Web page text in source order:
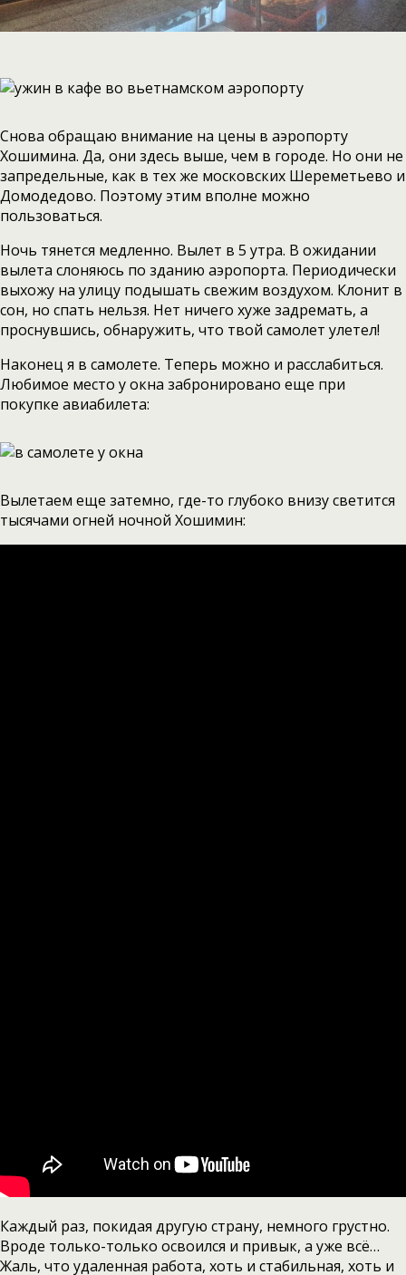
Снова обращаю внимание на цены в аэропорту
Хошимина. Да, они здесь выше, чем в городе. Но они не
запредельные, как в тех же московских Шереметьево и
Домодедово. Поэтому этим вполне можно
пользоваться.
Ночь тянется медленно. Вылет в 5 утра. В ожидании
вылета слоняюсь по зданию аэропорта. Периодически
выхожу на улицу подышать свежим воздухом. Клонит в
сон, но спать нельзя. Нет ничего хуже задремать, а
проснувшись, обнаружить, что твой самолет улетел!
Наконец я в самолете. Теперь можно и расслабиться.
Любимое место у окна забронировано еще при
покупке авиабилета:
Вылетаем еще затемно, где-то глубоко внизу светится
тысячами огней ночной Хошимин:
Каждый раз, покидая другую страну, немного грустно.
Вроде только-только освоился и привык, а уже всё…
Жаль, что удаленная работа, хоть и стабильная, хоть и